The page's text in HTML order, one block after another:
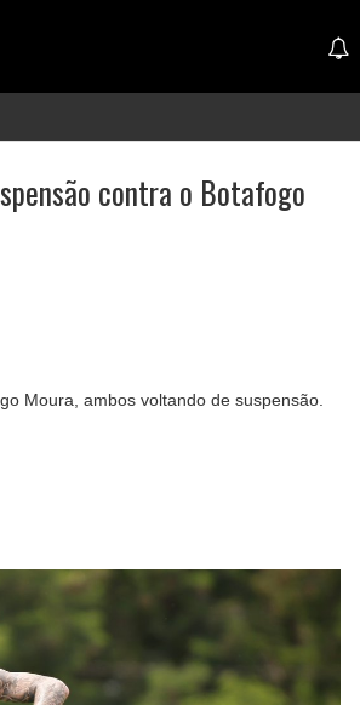
contra o Botafogo
Moura, ambos voltando de suspensão.